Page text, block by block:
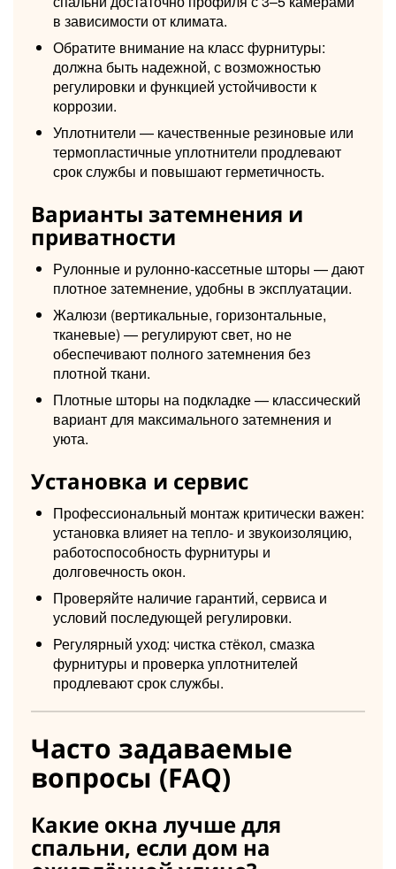
в зависимости от климата.
Обратите внимание на класс фурнитуры:
должна быть надежной, с возможностью
регулировки и функцией устойчивости к
коррозии.
Уплотнители — качественные резиновые или
термопластичные уплотнители продлевают
срок службы и повышают герметичность.
Варианты затемнения и
приватности
Рулонные и рулонно-кассетные шторы — дают
плотное затемнение, удобны в эксплуатации.
Жалюзи (вертикальные, горизонтальные,
тканевые) — регулируют свет, но не
обеспечивают полного затемнения без
плотной ткани.
Плотные шторы на подкладке — классический
вариант для максимального затемнения и
уюта.
Установка и сервис
Профессиональный монтаж критически важен:
установка влияет на тепло- и звукоизоляцию,
работоспособность фурнитуры и
долговечность окон.
Проверяйте наличие гарантий, сервиса и
условий последующей регулировки.
Регулярный уход: чистка стёкол, смазка
фурнитуры и проверка уплотнителей
продлевают срок службы.
Часто задаваемые
вопросы (FAQ)
Какие окна лучше для
спальни, если дом на